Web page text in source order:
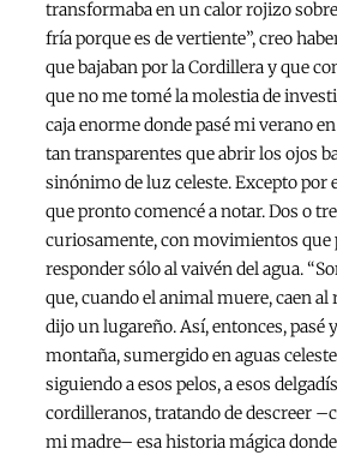
transformaba en un calor rojizo
fría porque es de vertiente”, creo
que bajaban por la Cordillera y que
que no me tomé la molestia de
caja enorme donde pasé mi verano
tan transparentes que abrir los ojos
sinónimo de luz celeste. Excepto por
que pronto comencé a notar. Dos o
curiosamente, con movimientos que
responder sólo al vaivén del agua.
que, cuando el animal muere, caen al
dijo un lugareño. Así, entonces, pasé
montaña, sumergido en aguas
siguiendo a esos pelos, a esos
cordilleranos, tratando de descreer
mi madre– esa historia mágica